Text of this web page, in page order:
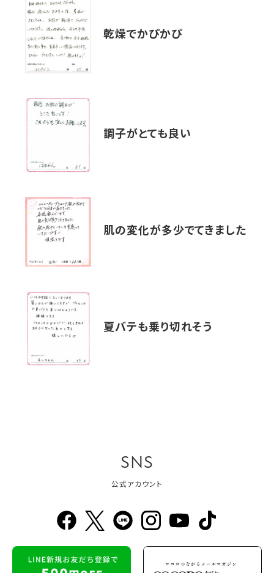
乾燥でかぴかぴ
調子がとても良い
肌の変化が多少でてきました
夏バテも乗り切れそう
SNS
公式アカウント